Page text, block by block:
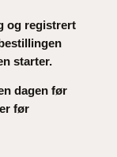
og registrert
starter.
dagen før
før